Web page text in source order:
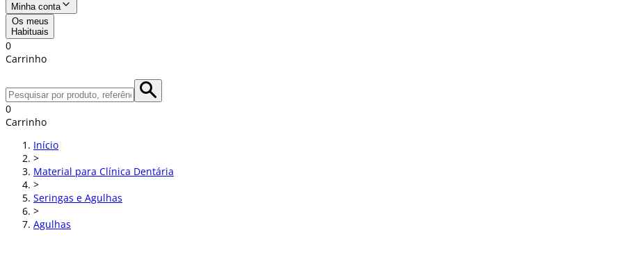
Minha conta
Os meus
Habituais
0
Carrinho
0
Carrinho
Início
>
Material para Clínica Dentária
>
Seringas e Agulhas
>
Agulhas